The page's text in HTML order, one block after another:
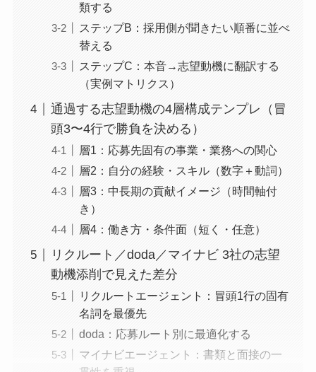
類する
ステップB：採用側が聞きたい順番に並べ
替える
ステップC：本音→志望動機に翻訳する
（実例マトリクス）
通過する志望動機の4層構成テンプレ（冒
頭3〜4行で勝負を決める）
層1：応募先固有の事業・業務への関心
層2：自分の経験・スキル（数字＋動詞）
層3：中長期の貢献イメージ（時間軸付
き）
層4：働き方・条件面（短く・任意）
リクルート／doda／マイナビ 3社の志望
動機添削で見えた差分
リクルートエージェント：冒頭1行の固有
名詞を最優先
doda：応募ルート別に最適化する
マイナビエージェント：書類と面接の一